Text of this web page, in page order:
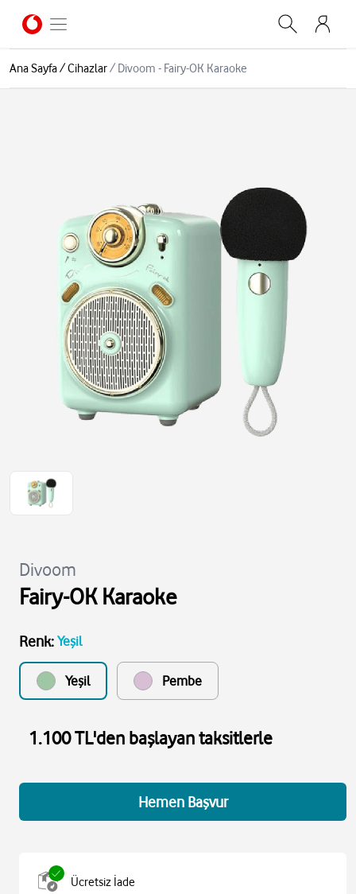
Ana Sayfa/Cihazlar/ Divoom - Fairy-OK Karaoke
Divoom
Fairy-OK Karaoke
Renk: Yeşil
Yeşil Pembe
1.100 TL'den başlayan taksitlerle
Hemen Başvur
Ücretsiz İade